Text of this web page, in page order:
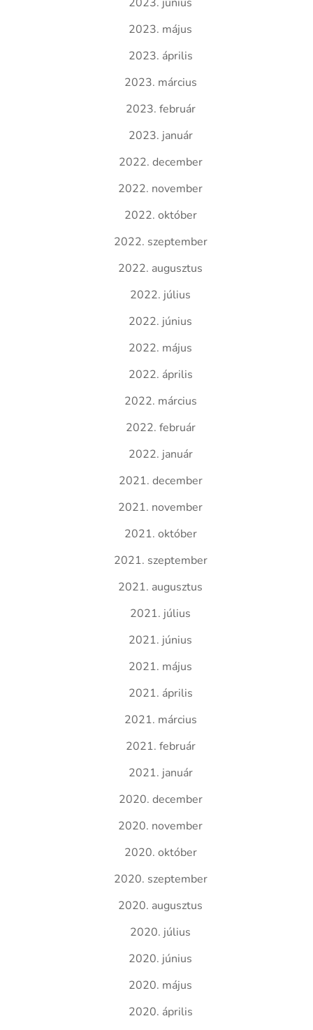
2023. május
2023. április
2023. március
2023. február
2023. január
2022. december
2022. november
2022. október
2022. szeptember
2022. augusztus
2022. július
2022. június
2022. május
2022. április
2022. március
2022. február
2022. január
2021. december
2021. november
2021. október
2021. szeptember
2021. augusztus
2021. július
2021. június
2021. május
2021. április
2021. március
2021. február
2021. január
2020. december
2020. november
2020. október
2020. szeptember
2020. augusztus
2020. július
2020. június
2020. május
2020. április